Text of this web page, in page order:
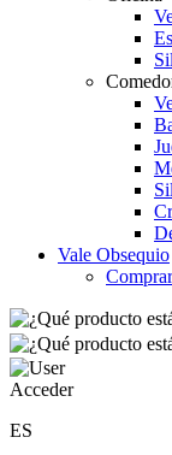
Vale Obsequio
Comprar
Acceder
ES